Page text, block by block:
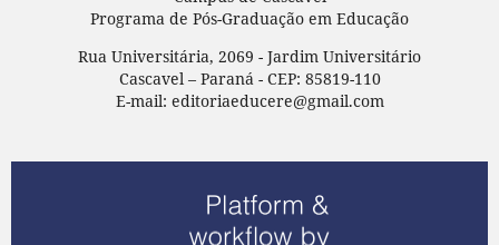
Programa de Pós-Graduação em Educação
Rua Universitária, 2069 - Jardim Universitário
Cascavel – Paraná - CEP: 85819-110
E-mail: editoriaeducere@gmail.com